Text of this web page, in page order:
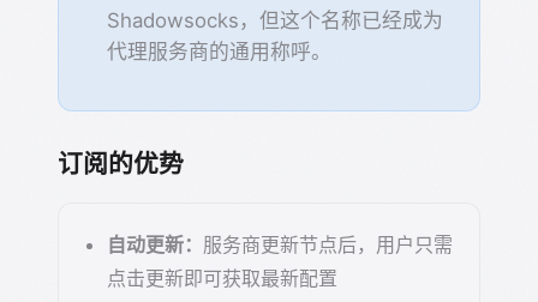
Shadowsocks，但这个名称已经成为
代理服务商的通用称呼。
订阅的优势
自动更新： 服务商更新节点后，用户只需
点击更新即可获取最新配置